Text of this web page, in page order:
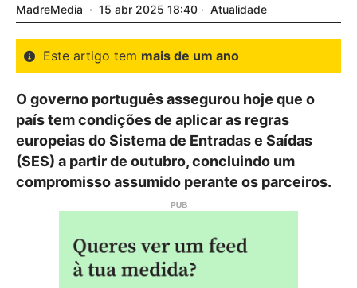
MadreMedia 15 abr 2025 18:40 Atualidade
Este artigo tem mais de um ano
O governo português assegurou hoje que o
país tem condições de aplicar as regras
europeias do Sistema de Entradas e Saídas
(SES) a partir de outubro, concluindo um
compromisso assumido perante os parceiros.